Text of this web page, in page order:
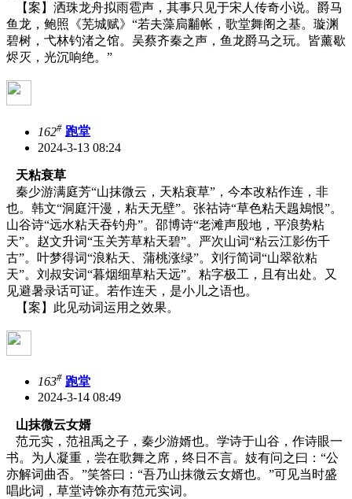
【案】洒珠龙舟拟雨雹声，其事只见于宋人传奇小说。爵马
鱼龙，鲍照《芜城赋》“若夫藻扃黼帐，歌堂舞阁之基。璇渊
碧树，弋林钓渚之馆。吴蔡齐秦之声，鱼龙爵马之玩。皆薰歇
烬灭，光沉响绝。”
162# 跑堂
2024-3-13 08:24
天粘衰草
秦少游满庭芳“山抹微云，天粘衰草”，今本改粘作连，非
也。韩文“洞庭汗漫，粘天无壁”。张祜诗“草色粘天鶗鴂恨”。
山谷诗“远水粘天吞钓舟”。邵博诗“老滩声殷地，平浪势粘
天”。赵文升词“玉关芳草粘天碧”。严次山词“粘云江影伤千
古”。叶梦得词“浪粘天、蒲桃涨绿”。刘行简词“山翠欲粘
天”。刘叔安词“暮烟细草粘天远”。粘字极工，且有出处。又
见避暑录话可证。若作连天，是小儿之语也。
【案】此见动词运用之效果。
163# 跑堂
2024-3-14 08:49
山抹微云女婿
范元实，范祖禹之子，秦少游婿也。学诗于山谷，作诗眼一
书。为人凝重，尝在歌舞之席，终日不言。妓有问之曰：“公
亦解词曲否。”笑答曰：“吾乃山抹微云女婿也。”可见当时盛
唱此词，草堂诗馀亦有范元实词。